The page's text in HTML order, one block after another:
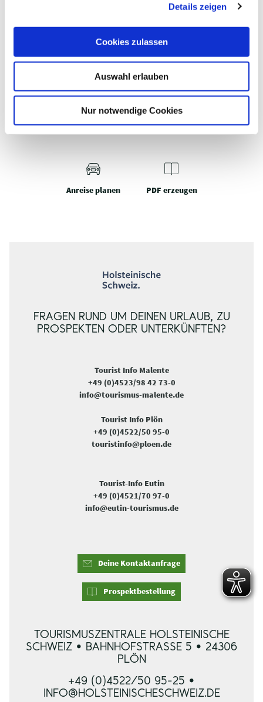
Details zeigen
Cookies zulassen
Auswahl erlauben
Nur notwendige Cookies
WAS MÖCHTEST DU ALS
NÄCHSTES TUN?
Anreise planen PDF erzeugen
FRAGEN RUND UM DEINEN URLAUB, ZU
PROSPEKTEN ODER UNTERKÜNFTEN?
Tourist Info Malente
+49 (0)4523/98 42 73-0
info@tourismus-malente.de
Tourist Info Plön
+49 (0)4522/50 95-0
touristinfo@ploen.de
Tourist-Info Eutin
+49 (0)4521/70 97-0
info@eutin-tourismus.de
Deine Kontaktanfrage
Prospektbestellung
TOURISMUSZENTRALE HOLSTEINISCHE
SCHWEIZ • BAHNHOFSTRASSE 5 • 24306 P
LÖN
+49 (0)4522/50 95-25 •
INFO@HOLSTEINISCHESCHWEIZ.DE